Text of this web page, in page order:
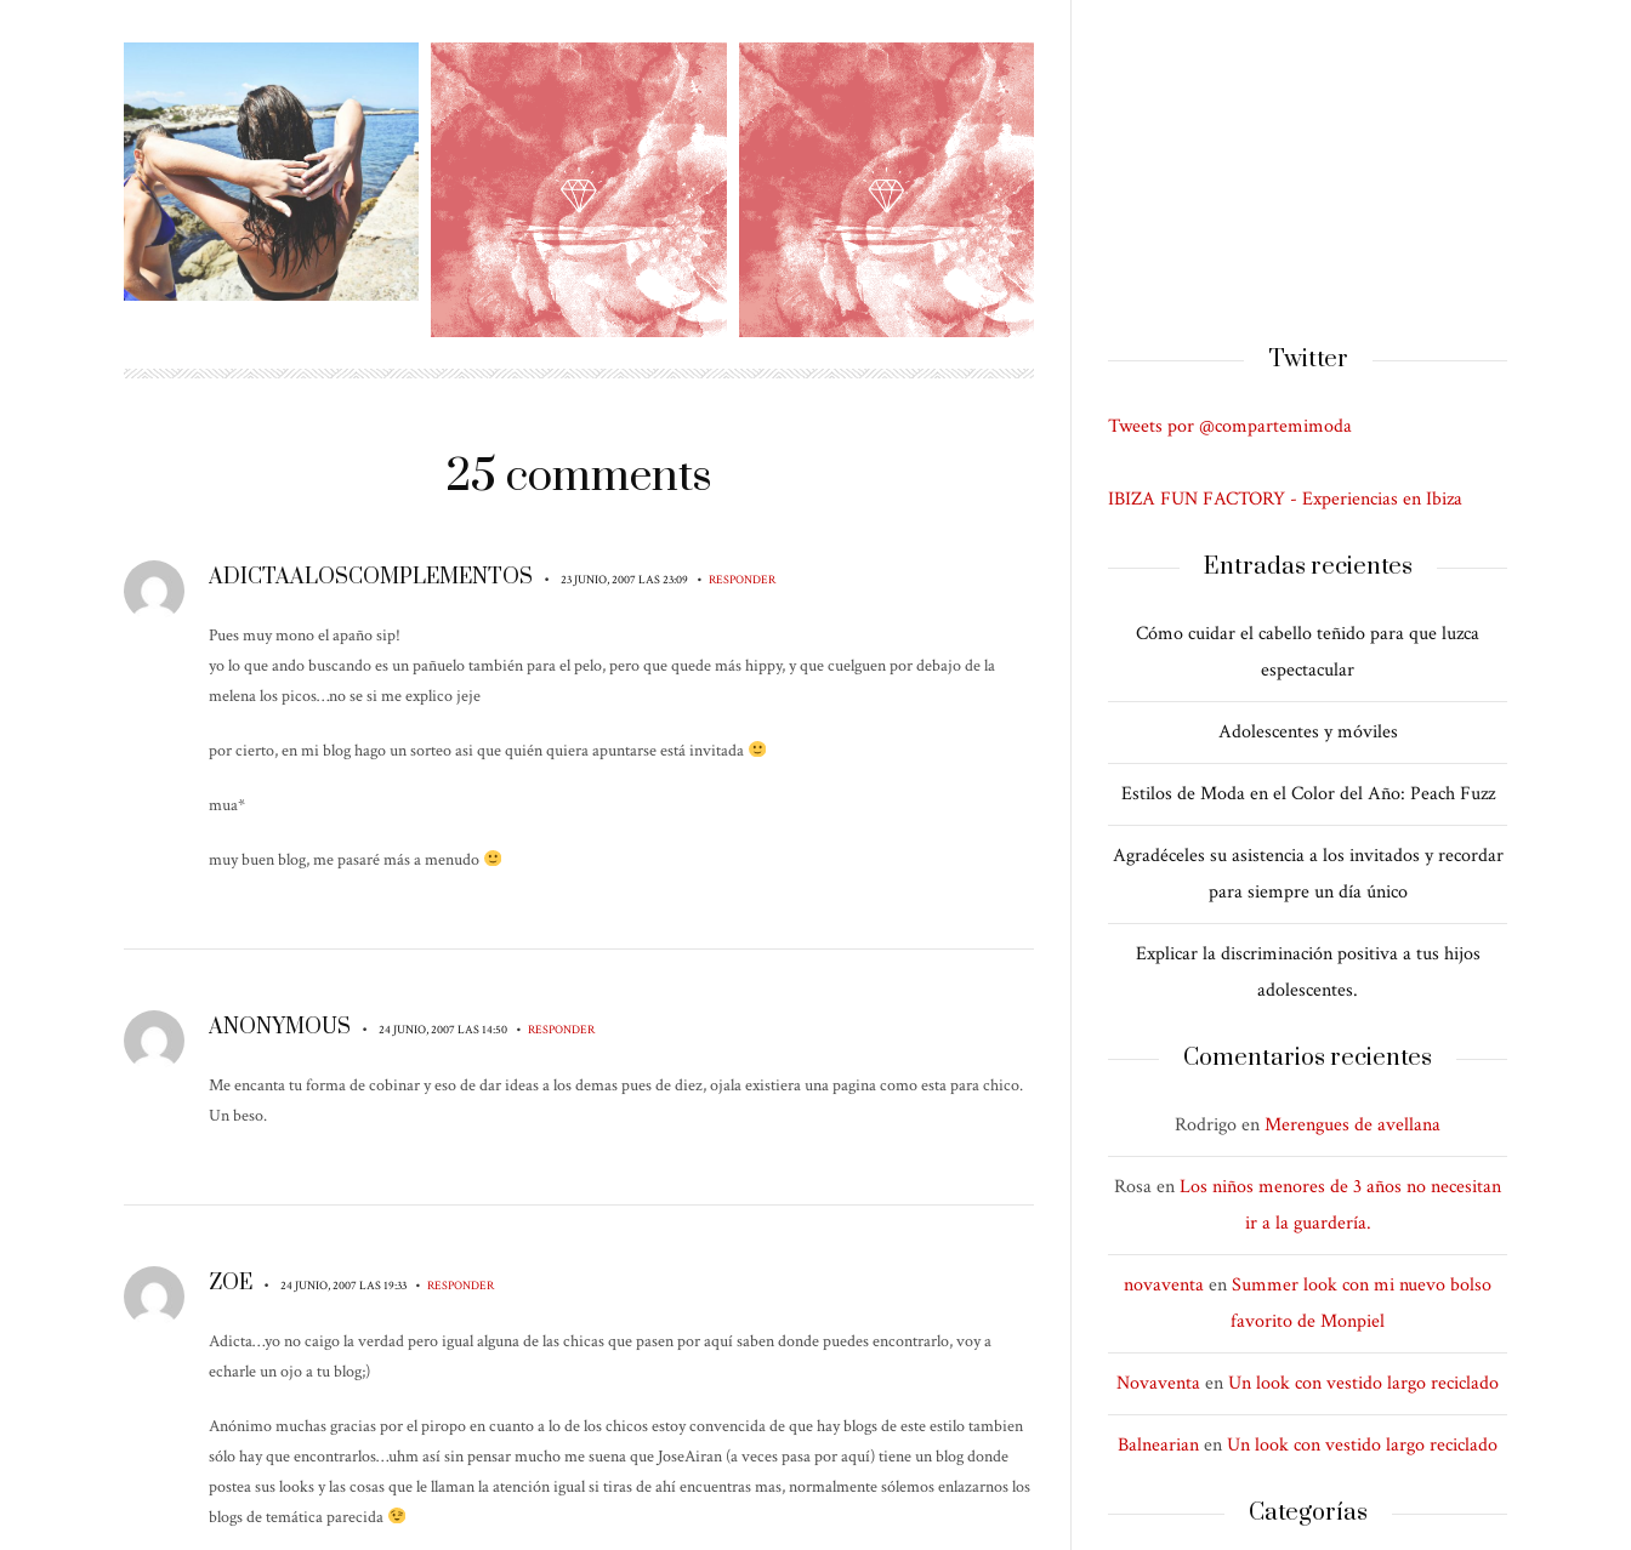
25 comments
ADICTAALOSCOMPLEMENTOS • 23 JUNIO, 2007 LAS 23:09 • RESPONDER
Pues muy mono el apaño sip!
yo lo que ando buscando es un pañuelo también para el pelo, pero que quede más hippy, y que cuelguen por debajo de la
melena los picos…no se si me explico jeje
por cierto, en mi blog hago un sorteo asi que quién quiera apuntarse está invitada
mua*
muy buen blog, me pasaré más a menudo
ANONYMOUS • 24 JUNIO, 2007 LAS 14:50 • RESPONDER
Me encanta tu forma de cobinar y eso de dar ideas a los demas pues de diez, ojala existiera una pagina como esta para chico.
Un beso.
ZOE • 24 JUNIO, 2007 LAS 19:33 • RESPONDER
Adicta…yo no caigo la verdad pero igual alguna de las chicas que pasen por aquí saben donde puedes encontrarlo, voy a
echarle un ojo a tu blog;)
Anónimo muchas gracias por el piropo en cuanto a lo de los chicos estoy convencida de que hay blogs de este estilo tambien
sólo hay que encontrarlos…uhm así sin pensar mucho me suena que JoseAiran (a veces pasa por aquí) tiene un blog donde
postea sus looks y las cosas que le llaman la atención igual si tiras de ahí encuentras mas, normalmente sólemos enlazarnos los
blogs de temática parecida
Twitter
Tweets por @compartemimoda
IBIZA FUN FACTORY - Experiencias en Ibiza
Entradas recientes
Cómo cuidar el cabello teñido para que luzca
espectacular
Adolescentes y móviles
Estilos de Moda en el Color del Año: Peach Fuzz
Agradéceles su asistencia a los invitados y recordar
para siempre un día único
Explicar la discriminación positiva a tus hijos
adolescentes.
Comentarios recientes
RodrigoenMerengues de avellana
RosaenLos niños menores de 3 años no necesitan
ir a la guardería.
novaventaenSummer look con mi nuevo bolso
favorito de Monpiel
NovaventaenUn look con vestido largo reciclado
BalnearianenUn look con vestido largo reciclado
Categorías